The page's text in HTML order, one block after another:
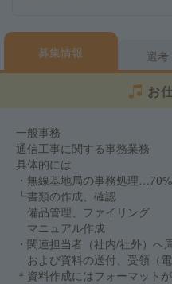
募集情報 選考
お
一般事務
通信工事に関する事務業務
具体的には
・無線基地局の事務処理…70%
┗書類の作成、確認
備品管理、ファイリング
マニュアル作成
・関連担当者（社内/社外）へ
および資料の送付、受領（
＊資料作成にはフォーマット